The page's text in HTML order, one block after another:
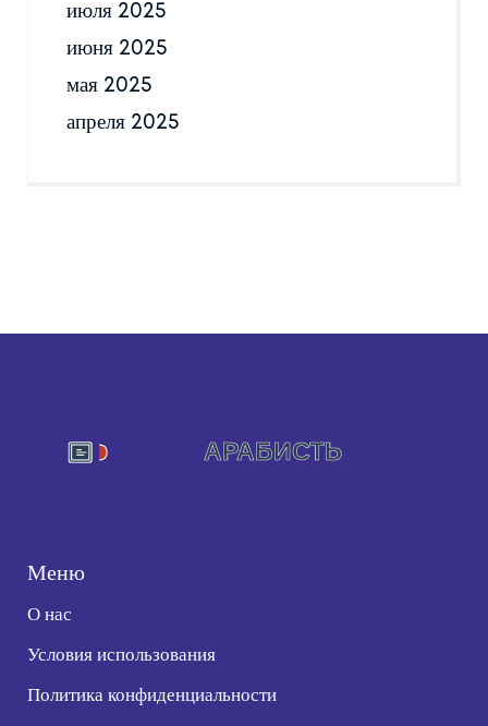
июля 2025
июня 2025
мая 2025
апреля 2025
Меню
О нас
Условия использования
Политика конфиденциальности